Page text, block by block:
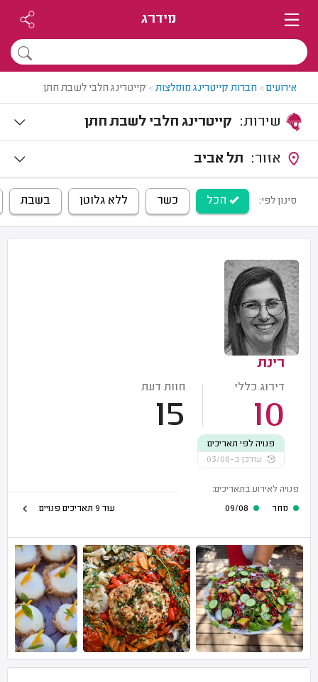
מידרג
אירועים> חברות קייטרינג מומלצות> קייטרינג חלבי לשבת חתן
קייטרינג חלבי לשבת חתן
תל אביב
סינון לפי: הכל כשר ללא גלוטן בשבת
רינת
דירוג כללי
10
חוות דעת
15
פנויה לפי תאריכים
עודכן ב-03/08
פנויה לאירוע בתאריכים:
מחר
עוד 9 תאריכים פנויים